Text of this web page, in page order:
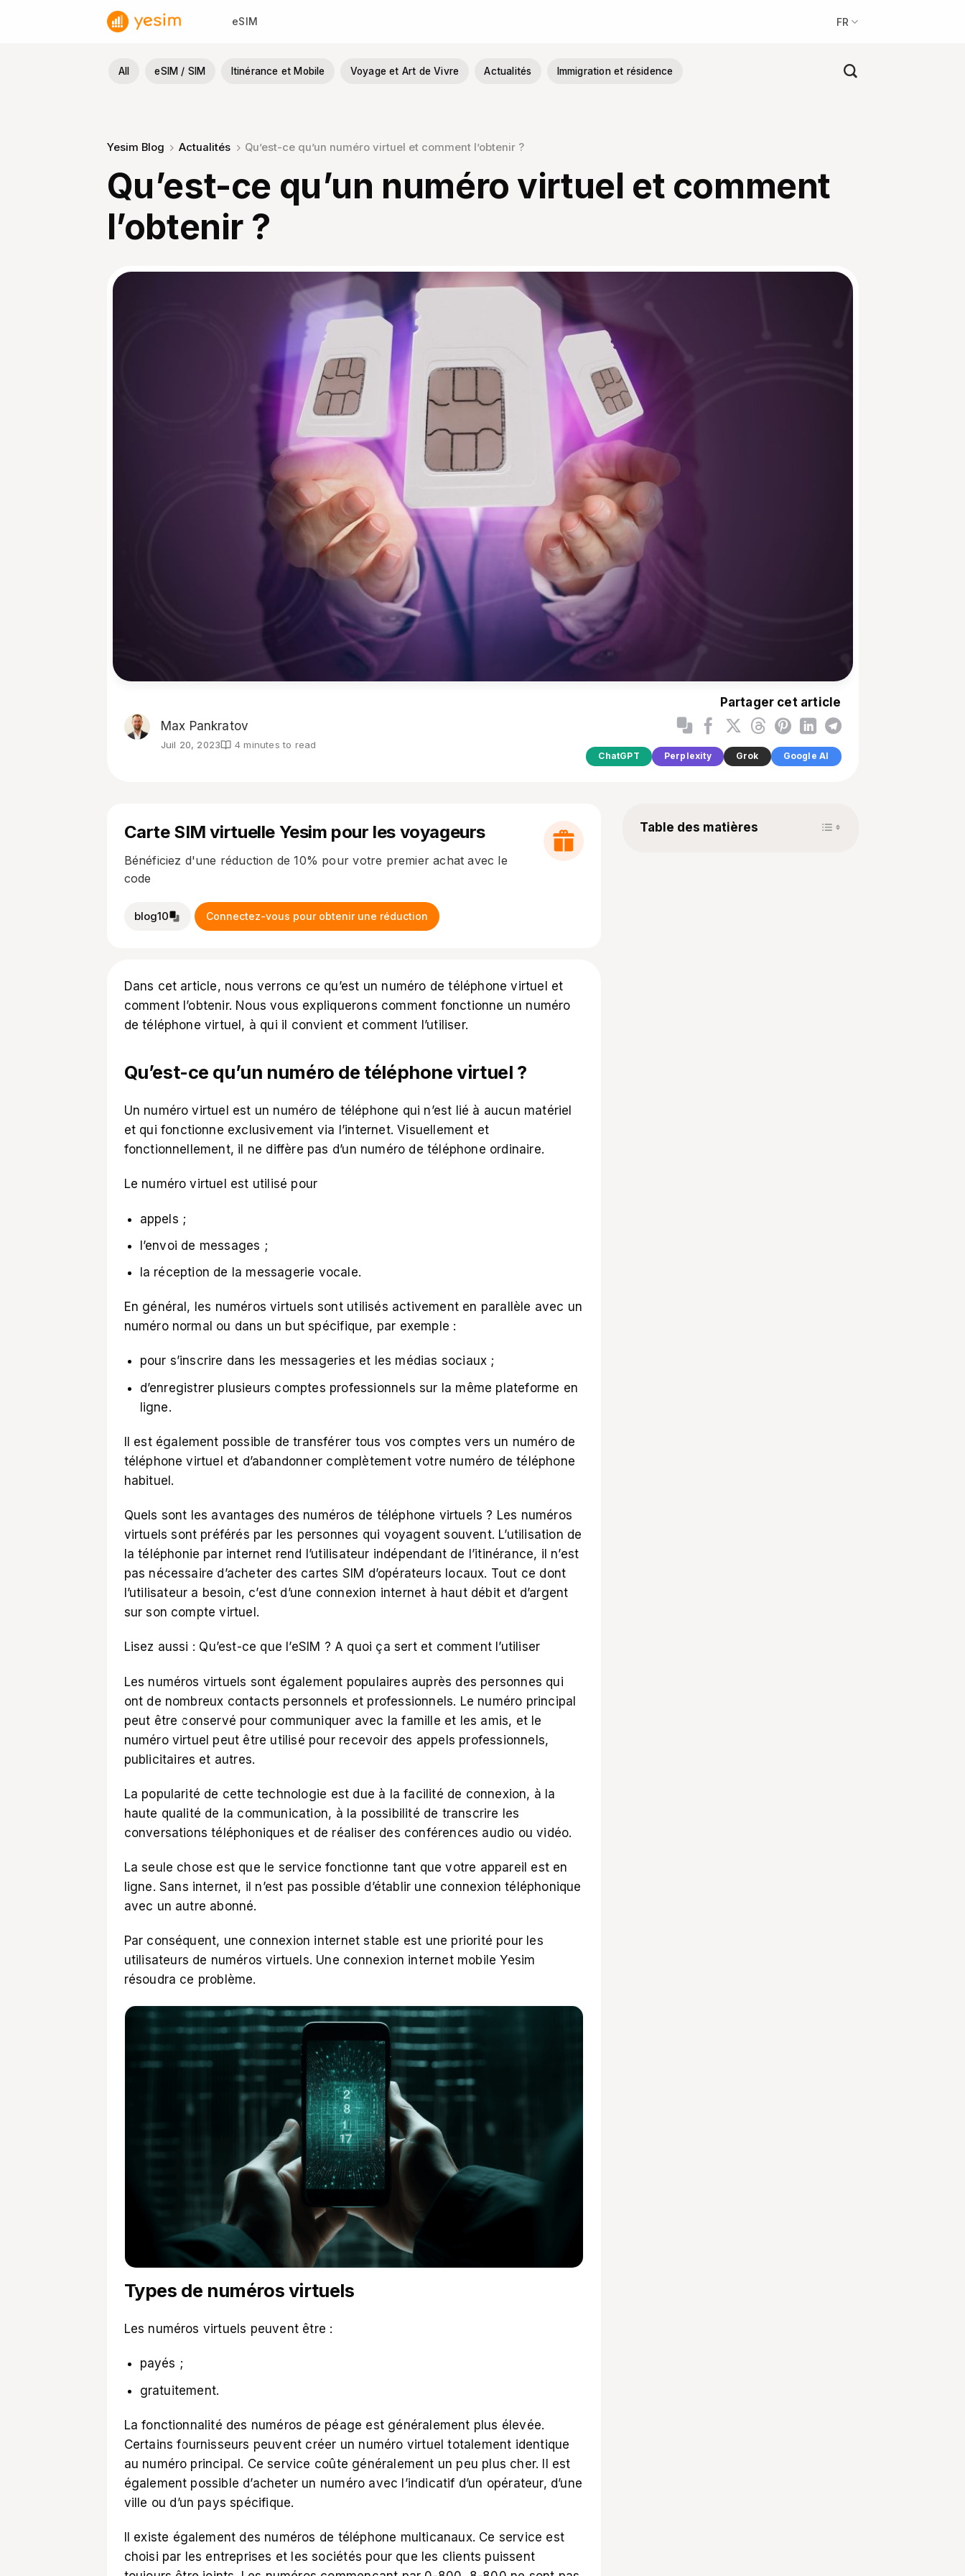
eSIM FR
All eSIM / SIM Itinérance et Mobile Voyage et Art de Vivre Actualités Immigration et résidence
Yesim Blog Actualités Qu’est-ce qu’un numéro virtuel et comment l’obtenir ?
Qu’est-ce qu’un numéro virtuel et comment
l’obtenir ?
Max Pankratov
Juil 20, 2023 4 minutes to read
Partager cet article
ChatGPT Perplexity Grok Google AI
Carte SIM virtuelle Yesim pour les voyageurs
Bénéficiez d'une réduction de 10% pour votre premier achat avec le
code
blog10 Connectez-vous pour obtenir une réduction
Dans cet article, nous verrons ce qu’est un numéro de téléphone virtuel et
comment l’obtenir. Nous vous expliquerons comment fonctionne un numéro
de téléphone virtuel, à qui il convient et comment l’utiliser.
Qu’est-ce qu’un numéro de téléphone virtuel ?
Un numéro virtuel est un numéro de téléphone qui n’est lié à aucun matériel
et qui fonctionne exclusivement via l’internet. Visuellement et
fonctionnellement, il ne diffère pas d’un numéro de téléphone ordinaire.
Le numéro virtuel est utilisé pour
appels ;
l’envoi de messages ;
la réception de la messagerie vocale.
En général, les numéros virtuels sont utilisés activement en parallèle avec un
numéro normal ou dans un but spécifique, par exemple :
pour s’inscrire dans les messageries et les médias sociaux ;
d’enregistrer plusieurs comptes professionnels sur la même plateforme en
ligne.
Il est également possible de transférer tous vos comptes vers un numéro de
téléphone virtuel et d’abandonner complètement votre numéro de téléphone
habituel.
Quels sont les avantages des numéros de téléphone virtuels ? Les numéros
virtuels sont préférés par les personnes qui voyagent souvent. L’utilisation de
la téléphonie par internet rend l’utilisateur indépendant de l’itinérance, il n’est
pas nécessaire d’acheter des cartes SIM d’opérateurs locaux. Tout ce dont
l’utilisateur a besoin, c’est d’une connexion internet à haut débit et d’argent
sur son compte virtuel.
Lisez aussi : Qu’est-ce que l’eSIM ? A quoi ça sert et comment l’utiliser
Les numéros virtuels sont également populaires auprès des personnes qui
ont de nombreux contacts personnels et professionnels. Le numéro principal
peut être conservé pour communiquer avec la famille et les amis, et le
numéro virtuel peut être utilisé pour recevoir des appels professionnels,
publicitaires et autres.
La popularité de cette technologie est due à la facilité de connexion, à la
haute qualité de la communication, à la possibilité de transcrire les
conversations téléphoniques et de réaliser des conférences audio ou vidéo.
La seule chose est que le service fonctionne tant que votre appareil est en
ligne. Sans internet, il n’est pas possible d’établir une connexion téléphonique
avec un autre abonné.
Par conséquent, une connexion internet stable est une priorité pour les
utilisateurs de numéros virtuels. Une connexion internet mobile Yesim
résoudra ce problème.
Types de numéros virtuels
Les numéros virtuels peuvent être :
payés ;
gratuitement.
La fonctionnalité des numéros de péage est généralement plus élevée.
Certains fournisseurs peuvent créer un numéro virtuel totalement identique
au numéro principal. Ce service coûte généralement un peu plus cher. Il est
également possible d’acheter un numéro avec l’indicatif d’un opérateur, d’une
ville ou d’un pays spécifique.
Il existe également des numéros de téléphone multicanaux. Ce service est
choisi par les entreprises et les sociétés pour que les clients puissent
Table des matières Toggle Table of Content